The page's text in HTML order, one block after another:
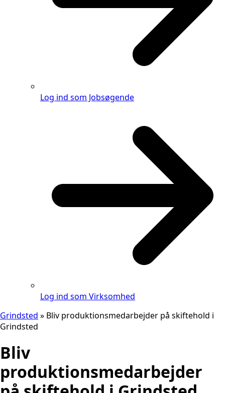
Log ind som Jobsøgende
Log ind som Virksomhed
Grindsted » Bliv produktionsmedarbejder på skiftehold i
Grindsted
Bliv
produktionsmedarbejder